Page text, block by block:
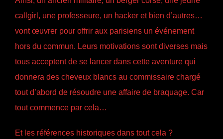
callgirl, une professeure, un hacker et bien d’autres…
vont œuvrer pour offrir aux parisiens un événement
hors du commun. Leurs motivations sont diverses mais
tous acceptent de se lancer dans cette aventure qui
donnera des cheveux blancs au commissaire chargé
tout d’abord de résoudre une affaire de braquage. Car
tout commence par cela…
Et les références historiques dans tout cela ?